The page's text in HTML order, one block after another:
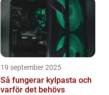
19 september 2025
Så fungerar kylpasta och
varför det behövs